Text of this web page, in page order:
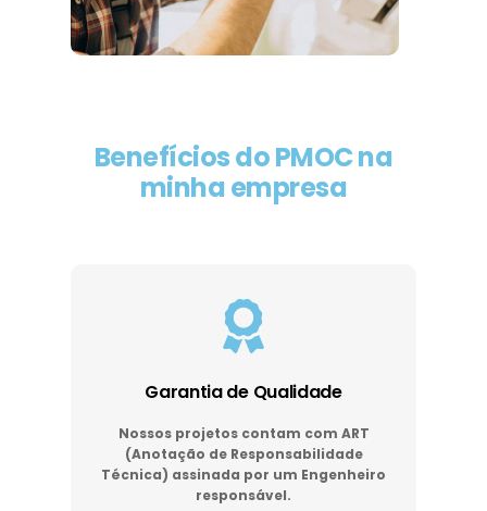
Benefícios do PMOC na
minha empresa
Garantia de Qualidade
Nossos projetos contam com ART
(Anotação de Responsabilidade
Técnica) assinada por um Engenheiro
responsável.